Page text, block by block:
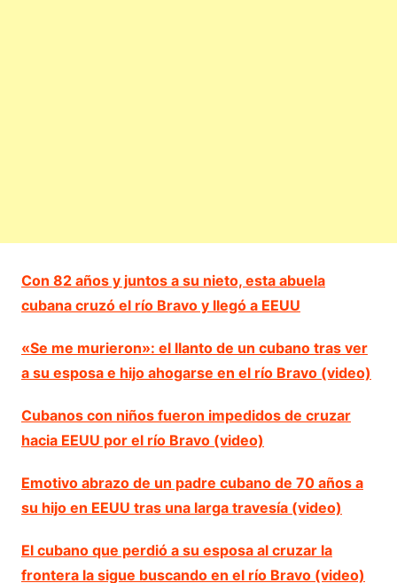
Con 82 años y juntos a su nieto, esta abuela
cubana cruzó el río Bravo y llegó a EEUU
«Se me murieron»: el llanto de un cubano tras ver
a su esposa e hijo ahogarse en el río Bravo (video)
Cubanos con niños fueron impedidos de cruzar
hacia EEUU por el río Bravo (video)
Emotivo abrazo de un padre cubano de 70 años a
su hijo en EEUU tras una larga travesía (video)
El cubano que perdió a su esposa al cruzar la
frontera la sigue buscando en el río Bravo (video)